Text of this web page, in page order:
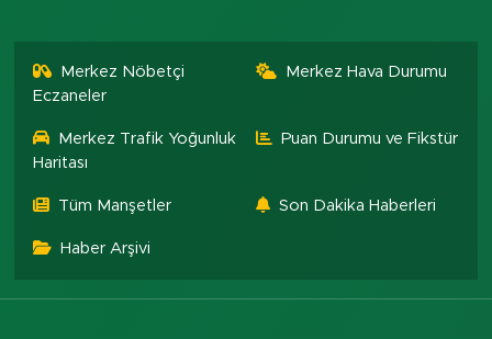
Merkez Nöbetçi
Eczaneler
Merkez Hava Durumu
Merkez Trafik Yoğunluk
Haritası
Puan Durumu ve Fikstür
Tüm Manşetler Son Dakika Haberleri
Haber Arşivi